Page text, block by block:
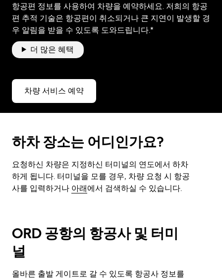
항공편 정보를 사용하여 차량을 예약하세요. 저희의 항공
편 추적 기술은 항공편이 취소되거나 큰 지연이 발생할 경
우 알림을 받을 수 있도록 도와드립니다.*
더 많은 혜택
차량 서비스 예약
하차 장소는 어디인가요?
요청하신 차량은 지정하신 터미널의 연도에서 하차
하게 됩니다. 터미널을 모를 경우, 차량 요청 시 항공
사를 입력하거나 아래에서 검색하실 수 있습니다.
ORD 공항의 항공사 및 터미
널
올바른 출발 게이트로 갈 수 있도록 항공사 정보를